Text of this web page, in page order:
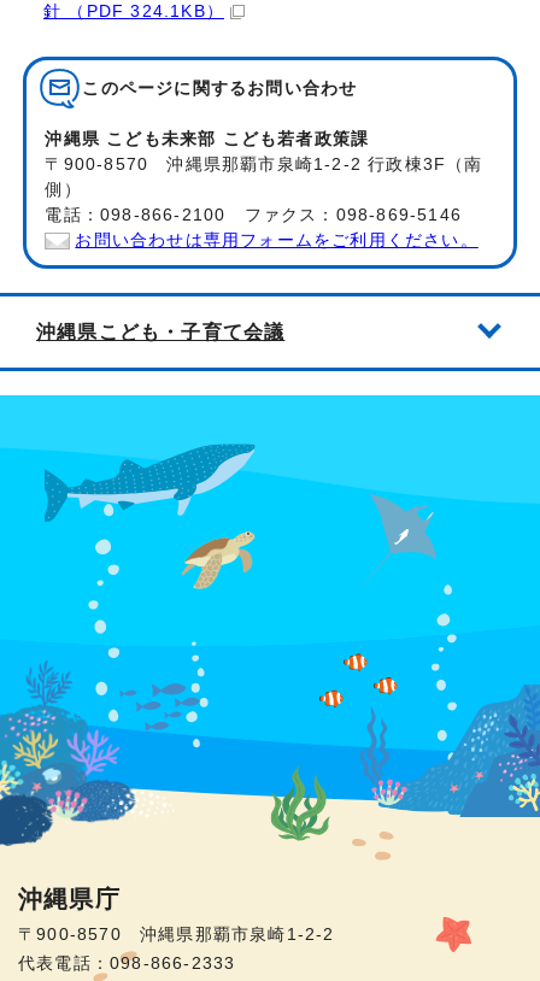
針 （PDF 324.1KB）
このページに関する お問い合わせ
沖縄県 こども未来部 こども若者政策課
〒900-8570 沖縄県那覇市泉崎1-2-2 行政棟3F（南
側）
電話：098-866-2100 ファクス：098-869-5146
お問い合わせは専用フォームをご利用ください。
沖縄県こども・子育て会議
沖縄県庁
〒900-8570 沖縄県那覇市泉崎1-2-2
代表電話：098-866-2333